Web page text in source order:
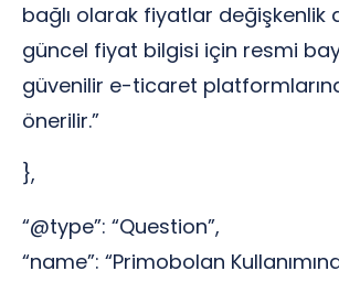
bağlı olarak fiyatlar değişkenlik
güncel fiyat bilgisi için resmi
güvenilir e-ticaret platformlarına
önerilir.”
},
“@type”: “Question”,
“name”: “Primobolan